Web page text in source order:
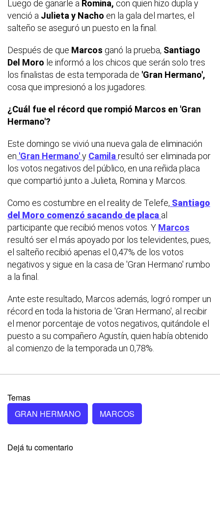
Luego de ganarle a Romina, con quien hizo dupla y
venció a Julieta y Nacho en la gala del martes, el
salteño se aseguró un puesto en la final.
Después de que Marcos ganó la prueba, Santiago
Del Moro le informó a los chicos que serán solo tres
los finalistas de esta temporada de 'Gran Hermano',
cosa que impresionó a los jugadores.
¿Cuál fue el récord que rompió Marcos en 'Gran
Hermano'?
Este domingo se vivió una nueva gala de eliminación
en 'Gran Hermano'y Camilaresultó ser eliminada por
los votos negativos del público, en una reñida placa
que compartió junto a Julieta, Romina y Marcos.
Como es costumbre en el reality de Telefe, Santiago
del Moro comenzó sacando de placa al
participante que recibió menos votos. Y Marcos
resultó ser el más apoyado por los televidentes, pues,
el salteño recibió apenas el 0,47% de los votos
negativos y sigue en la casa de 'Gran Hermano' rumbo
a la final.
Ante este resultado, Marcos además, logró romper un
récord en toda la historia de 'Gran Hermano', al recibir
el menor porcentaje de votos negativos, quitándole el
puesto a su compañero Agustín, quien había obtenido
al comienzo de la temporada un 0,78%.
Temas
GRAN HERMANO
MARCOS
Dejá tu comentario